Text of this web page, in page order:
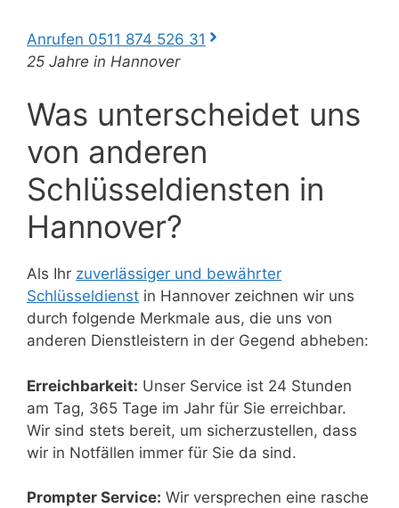
Anrufen 0511 874 526 31
25 Jahre in Hannover
Was unterscheidet uns
von anderen
Schlüsseldiensten in
Hannover?
Als Ihr zuverlässiger und bewährter
Schlüsseldienst in Hannover zeichnen wir uns
durch folgende Merkmale aus, die uns von
anderen Dienstleistern in der Gegend abheben:
Erreichbarkeit: Unser Service ist 24 Stunden
am Tag, 365 Tage im Jahr für Sie erreichbar.
Wir sind stets bereit, um sicherzustellen, dass
wir in Notfällen immer für Sie da sind.
Prompter Service: Wir versprechen eine rasche